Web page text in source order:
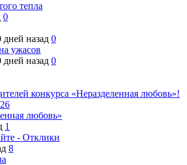
тепла
0
дней назад 0
ужасов
дней назад 0
конкурса «Неразделенная любовь»!
26
любовь»
1
- Отклики
8